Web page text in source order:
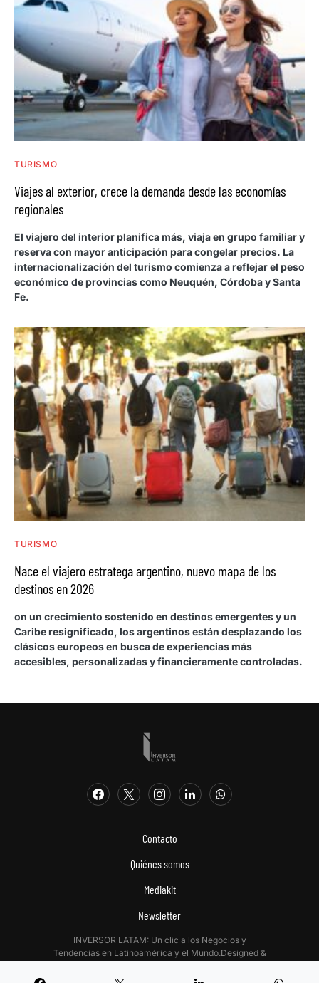
TURISMO
Viajes al exterior, crece la demanda desde las economías
regionales
El viajero del interior planifica más, viaja en grupo familiar y
reserva con mayor anticipación para congelar precios. La
internacionalización del turismo comienza a reflejar el peso
económico de provincias como Neuquén, Córdoba y Santa
Fe.
TURISMO
Nace el viajero estratega argentino, nuevo mapa de los
destinos en 2026
on un crecimiento sostenido en destinos emergentes y un
Caribe resignificado, los argentinos están desplazando los
clásicos europeos en busca de experiencias más
accesibles, personalizadas y financieramente controladas.
Contacto
Quiénes somos
Mediakit
Newsletter
INVERSOR LATAM: Un clic a los Negocios y
Tendencias en Latinoamérica y el Mundo.Designed &